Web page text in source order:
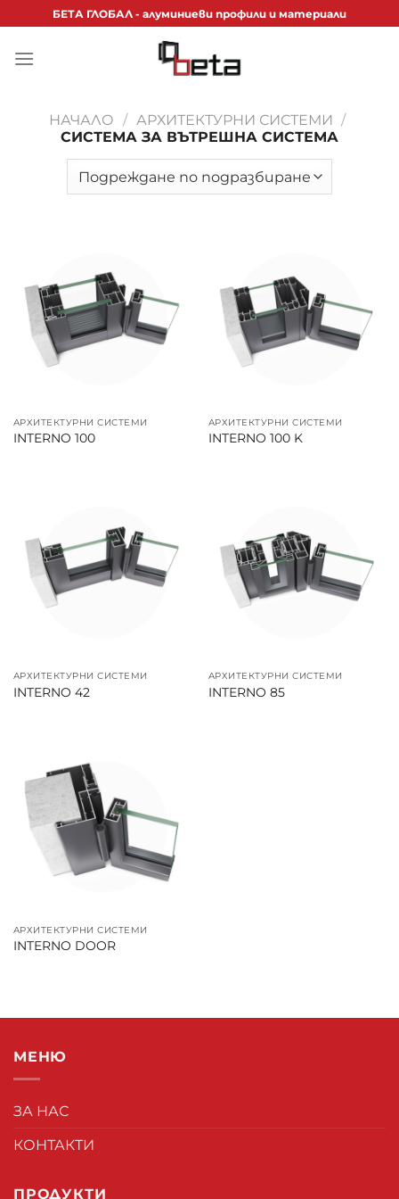
to
content
БЕТА ГЛОБАЛ - алуминиеви профили и материали
НАЧАЛО / АРХИТЕКТУРНИ СИСТЕМИ /
СИСТЕМА ЗА ВЪТРЕШНА СИСТЕМА
АРХИТЕКТУРНИ СИСТЕМИ
INTERNO 100
АРХИТЕКТУРНИ СИСТЕМИ
INTERNO 100 K
АРХИТЕКТУРНИ СИСТЕМИ
INTERNO 42
АРХИТЕКТУРНИ СИСТЕМИ
INTERNO 85
АРХИТЕКТУРНИ СИСТЕМИ
INTERNO DOOR
МЕНЮ
ЗА НАС
КОНТАКТИ
ПРОДУКТИ